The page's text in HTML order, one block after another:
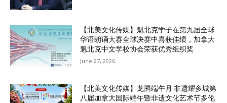
【北美文化传媒】魁北克学子在第九届全球
华语朗诵大赛全球决赛中喜获佳绩，加拿大
魁北克中文学校协会荣获优秀组织奖
June 27, 2026
【北美文化传媒】龙腾端午月 非遗耀多城第
八届加拿大国际端午暨非遗文化艺术节多伦